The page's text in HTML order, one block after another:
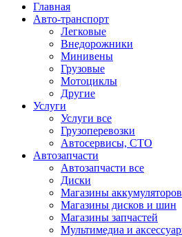
Главная
Авто-транспорт
Легковые
Внедорожники
Минивены
Грузовые
Мотоциклы
Другие
Услуги
Услуги все
Грузоперевозки
Автосервисы, СТО
Автозапчасти
Автозапчасти все
Диски
Магазины аккумуляторов
Магазины дисков и шин
Магазины запчастей
Мультимедиа и